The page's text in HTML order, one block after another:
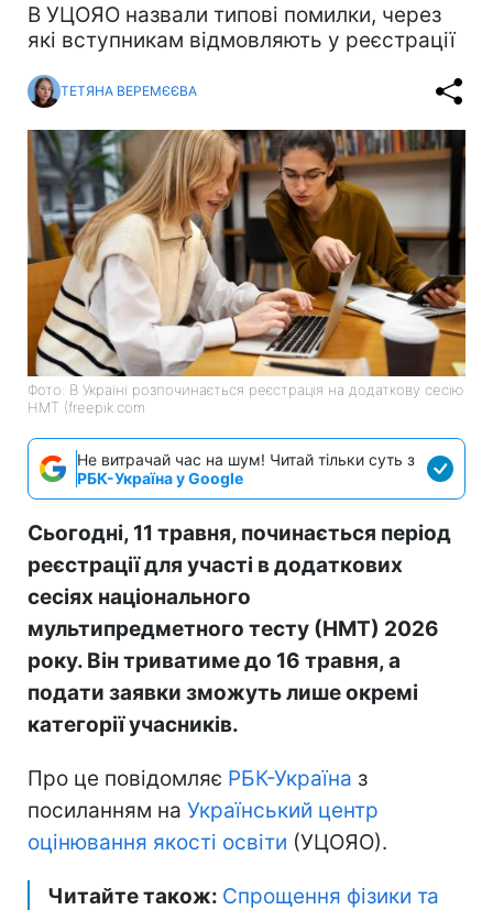
В УЦОЯО назвали типові помилки, через
які вступникам відмовляють у реєстрації
ТЕТЯНА ВЕРЕМЄЄВА
Фото: В Україні розпочинається реєстрація на додаткову сесію
НМТ (freepik.com
Не витрачай час на шум! Читай тільки суть з
РБК-Україна у Google
Сьогодні, 11 травня, починається період
реєстрації для участі в додаткових
сесіях національного
мультипредметного тесту (НМТ) 2026
року. Він триватиме до 16 травня, а
подати заявки зможуть лише окремі
категорії учасників.
Про це повідомляє РБК-Україна з
посиланням на Український центр
оцінювання якості освіти (УЦОЯО).
Читайте також: Спрощення фізики та